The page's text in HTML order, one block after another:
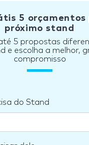
5 orçamentos
próximo stand
5 propostas
e escolha a melhor,
compromisso
do Stand